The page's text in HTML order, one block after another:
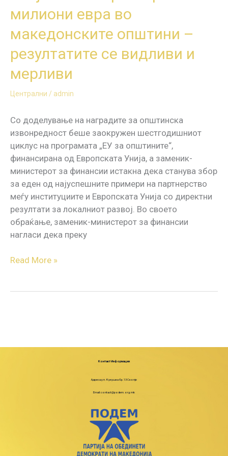
милиони евра во
македонските општини –
резултатите се видливи и
мерливи
Централни / admin
Со доделување на наградите за општинска
извонредност беше заокружен шестгодишниот
циклус на програмата „ЕУ за општините“,
финансирана од Европската Унија, а заменик-
министерот за финансии истакна дека станува збор
за еден од најуспешните примери на партнерство
меѓу институциите и Европската Унија со директни
резултати за локалниот развој. Во своето
обраќање, заменик-министерот за финансии
нагласи дека преку
и
мерливи
Read More »
Контакт Информации
Адреса:ул. Кукушка бр.13 Скопје
Email: contact@podem.org.mk